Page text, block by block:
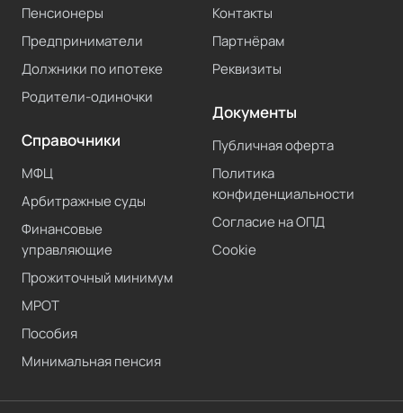
Пенсионеры
Предприниматели
Должники по ипотеке
Родители-одиночки
Справочники
МФЦ
Арбитражные суды
Финансовые
управляющие
Прожиточный минимум
МРОТ
Пособия
Минимальная пенсия
Контакты
Партнёрам
Реквизиты
Документы
Публичная оферта
Политика
конфиденциальности
Согласие на ОПД
Cookie